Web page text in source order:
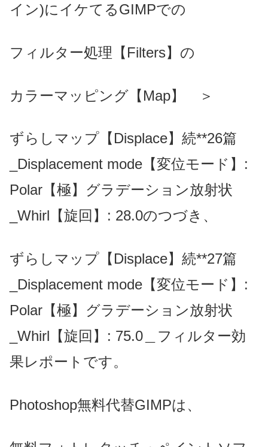
イン)にイケてるGIMPでの
フィルター処理【Filters】の
カラーマッピング【Map】 ＞
ずらしマップ【Displace】続**26篇
_Displacement mode【変位モード】:
Polar【極】グラデーション放射状
_Whirl【旋回】: 28.0のつづき、
ずらしマップ【Displace】続**27篇
_Displacement mode【変位モード】:
Polar【極】グラデーション放射状
_Whirl【旋回】: 75.0＿フィルター効
果レポートです。
Photoshop無料代替GIMPは、